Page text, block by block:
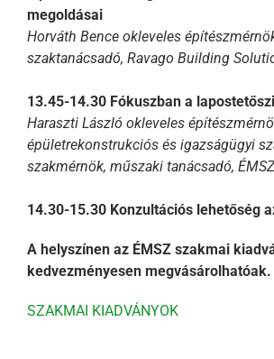
megoldásai
Horváth Bence okleveles
szaktanácsadó, Ravago Building
13.45-14.30 Fókuszban a
Haraszti László okleveles
épületrekonstrukciós és igazságügyi
szakmérnök, műszaki tanácsadó, ÉMSZ
14.30-15.30 Konzultációs lehetőség
A helyszínen az ÉMSZ szakmai
kedvezményesen megvásárolhatóak.
SZAKMAI KIADVÁNYOK